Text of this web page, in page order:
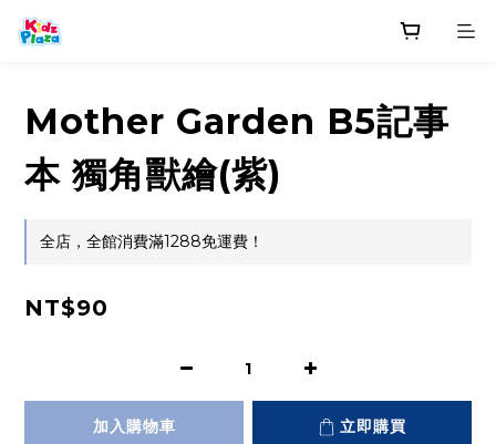
Mother Garden B5記事
本 獨角獸繪(紫)
全店，全館消費滿1288免運費！
NT$90
加入購物車 立即購買